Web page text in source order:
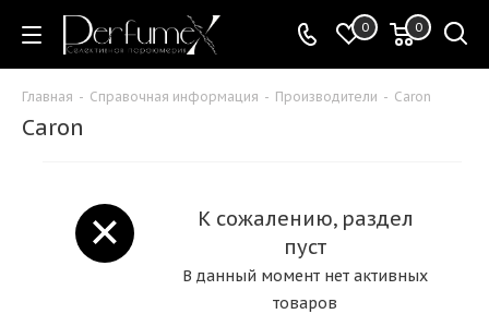
0 0
Главная - Справочная информация - Производители - Caron
Caron
К сожалению, раздел
пуст
В данный момент нет активных
товаров